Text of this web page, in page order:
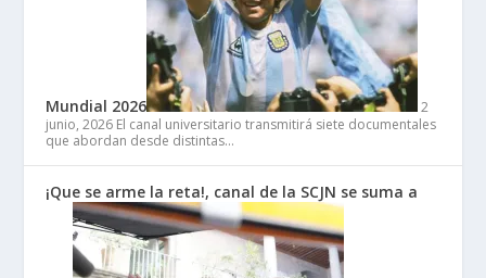
Mundial 2026
2
junio, 2026 El canal universitario transmitirá siete documentales
que abordan desde distintas…
¡Que se arme la reta!, canal de la SCJN se suma a